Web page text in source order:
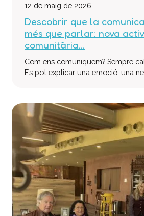
12 de maig de 2026
Descobrir que la
més que parlar: nova
comunitària...
Com ens comuniquem? Sempre
Es pot explicar una emoció, una